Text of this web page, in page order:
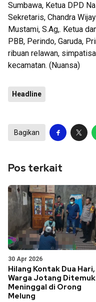
Sumbawa, Ketua DPD
Sekretaris, Chandra
Mustami, S.Ag,. Ketua
PBB, Perindo, Garuda,
ribuan relawan,
kecamatan. (Nuansa)
Headline
Bagikan
Pos terkait
30 Apr 2026
Hilang Kontak Dua Hari,
Warga Jotang
Meninggal di Orong
Melung